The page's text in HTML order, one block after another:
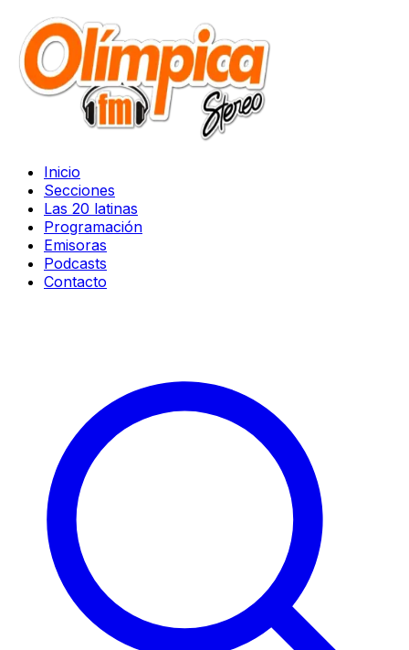
Inicio
Secciones
Las 20 latinas
Programación
Emisoras
Podcasts
Contacto